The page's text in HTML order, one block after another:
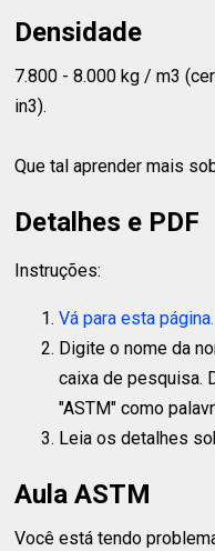
Densidade
7.800 - 8.000 kg / m3
in3).
Que tal aprender mais
Detalhes e PDF
Instruções:
Vá para esta página.
Digite o nome da
caixa de pesquisa.
"ASTM" como
Leia os detalhes
Aula ASTM
Você está tendo